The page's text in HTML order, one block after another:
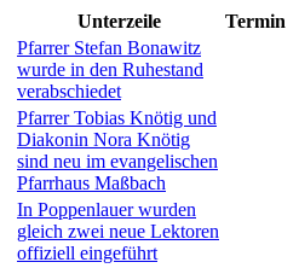
Unterzeile Termin
Pfarrer Stefan Bonawitz
wurde in den Ruhestand
verabschiedet
Pfarrer Tobias Knötig und
Diakonin Nora Knötig
sind neu im evangelischen
Pfarrhaus Maßbach
In Poppenlauer wurden
gleich zwei neue Lektoren
offiziell eingeführt